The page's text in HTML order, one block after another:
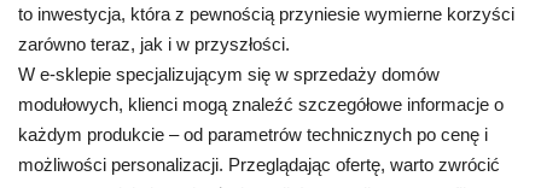
to inwestycja, która z pewnością przyniesie wymierne korzyści
zarówno teraz, jak i w przyszłości.
W e-sklepie specjalizującym się w sprzedaży domów
modułowych, klienci mogą znaleźć szczegółowe informacje o
każdym produkcie – od parametrów technicznych po cenę i
możliwości personalizacji. Przeglądając ofertę, warto zwrócić